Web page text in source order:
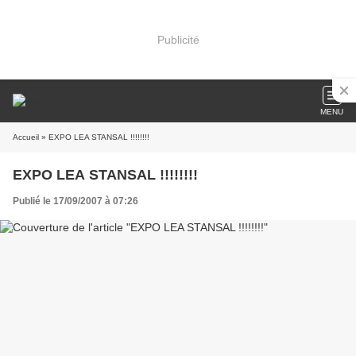
Publicité
MENU
Accueil » EXPO LEA STANSAL !!!!!!!!
EXPO LEA STANSAL !!!!!!!!
Publié le 17/09/2007 à 07:26